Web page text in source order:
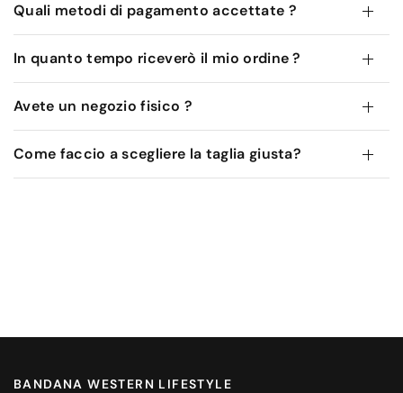
Quali metodi di pagamento accettate ?
In quanto tempo riceverò il mio ordine ?
Avete un negozio fisico ?
Come faccio a scegliere la taglia giusta?
BANDANA WESTERN LIFESTYLE